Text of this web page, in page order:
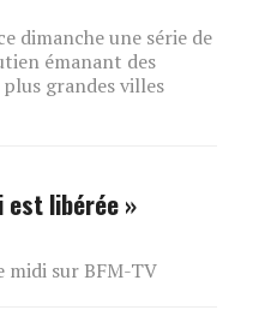
dimanche une série de
émanant des
grandes villes
est libérée »
midi sur BFM-TV